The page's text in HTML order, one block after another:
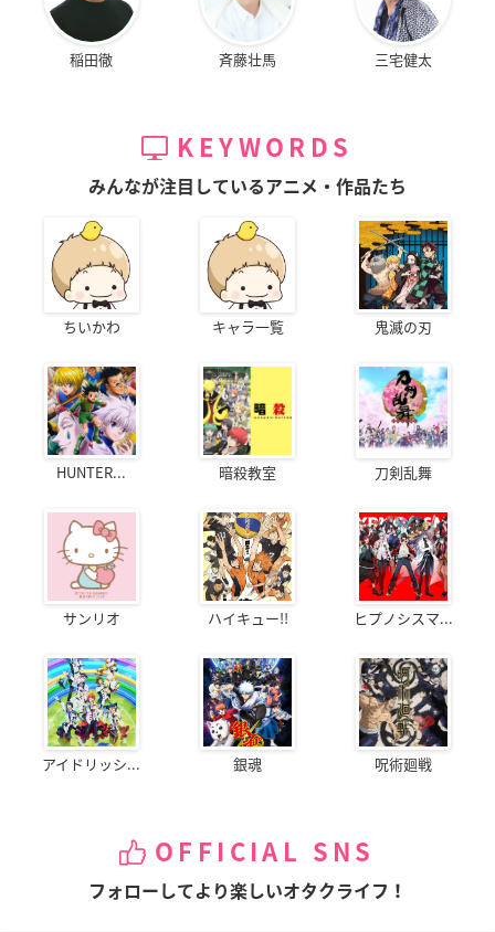
稲田徹 斉藤壮馬 三宅健太
KEYWORDS
みんなが注目しているアニメ・作品たち
ちいかわ キャラ一覧 鬼滅の刃
HUNTER... 暗殺教室 刀剣乱舞
サンリオ ハイキュー!! ヒプノシスマ...
アイドリッシ... 銀魂 呪術廻戦
OFFICIAL SNS
フォローしてより楽しいオタクライフ！